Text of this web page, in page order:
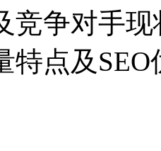
竞争对手
特点及